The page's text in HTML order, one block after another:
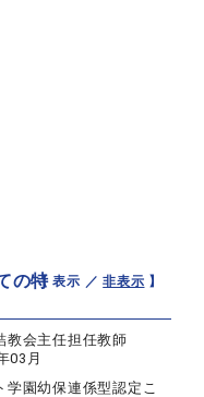
の特【 表示 ／非表示 】
教会主任担任教師
03月
園幼保連係型認定こ